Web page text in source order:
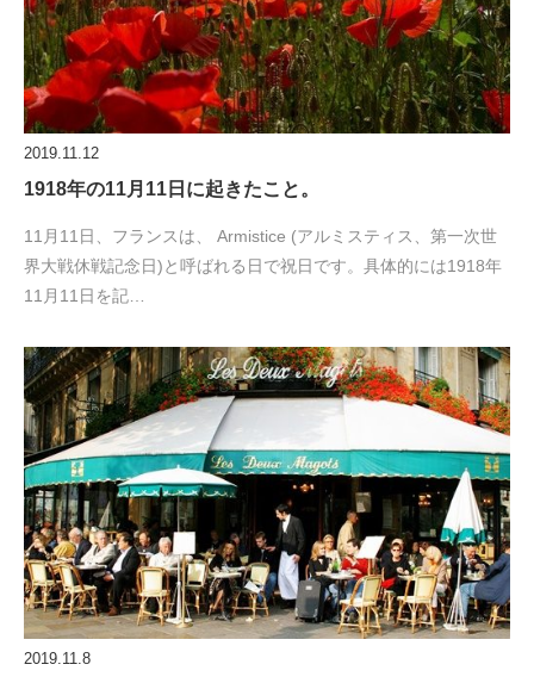
2019.11.12
1918年の11月11日に起きたこと。
11月11日、フランスは、 Armistice (アルミスティス、第一次世
界大戦休戦記念日)と呼ばれる日で祝日です。具体的には1918年
11月11日を記…
2019.11.8